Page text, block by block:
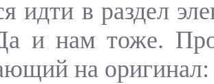
идти в раздел
и нам тоже.
на оригинал: